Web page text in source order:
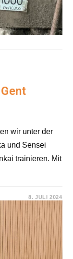
wir unter der
und Sensei
trainieren. Mit
8. JULI 2024